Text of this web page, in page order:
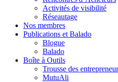
Activités de visibilité
Réseautage
Nos membres
Publications et Balado
Blogue
Balado
Boîte à Outils
Trousse des
MutuAli